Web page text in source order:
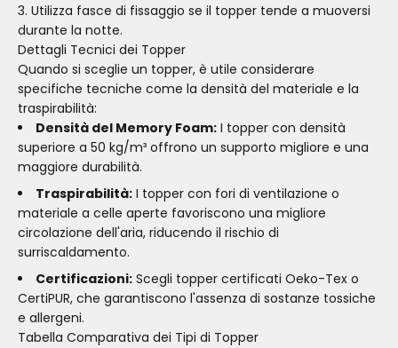
Utilizza fasce di fissaggio se il topper tende a muoversi
durante la notte.
Dettagli Tecnici dei Topper
Quando si sceglie un topper, è utile considerare
specifiche tecniche come la densità del materiale e la
traspirabilità:
Densità del Memory Foam: I topper con densità
superiore a 50 kg/m³ offrono un supporto migliore e una
maggiore durabilità.
Traspirabilità: I topper con fori di ventilazione o
materiale a celle aperte favoriscono una migliore
circolazione dell'aria, riducendo il rischio di
surriscaldamento.
Certificazioni: Scegli topper certificati Oeko-Tex o
CertiPUR, che garantiscono l'assenza di sostanze tossiche
e allergeni.
Tabella Comparativa dei Tipi di Topper